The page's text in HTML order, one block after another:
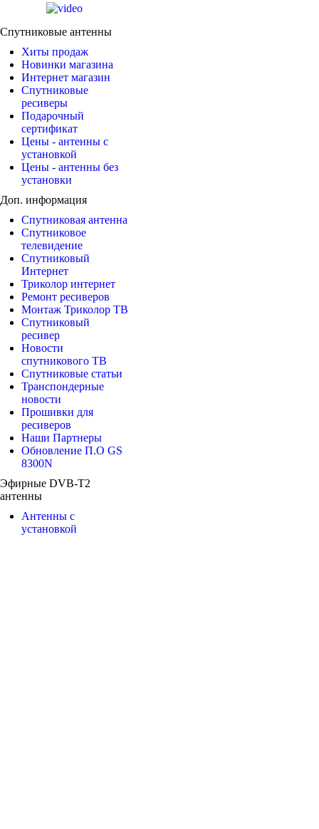
Спутниковые антенны
Хиты продаж
Новинки магазина
Интернет магазин
Спутниковые
ресиверы
Подарочный
сертификат
Цены - антенны с
установкой
Цены - антенны без
установки
Доп. информация
Спутниковая антенна
Спутниковое
телевидение
Спутниковый
Интернет
Триколор интернет
Ремонт ресиверов
Монтаж Триколор ТВ
Спутниковый
ресивер
Новости
спутникового ТВ
Спутниковые статьи
Транспондерные
новости
Прошивки для
ресиверов
Наши Партнеры
Обновление П.О GS
8300N
Эфирные DVB-T2
антенны
Антенны с
установкой